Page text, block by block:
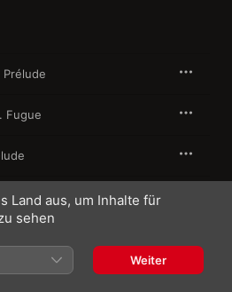
Fugue
Land aus, um Inhalte für
sehen
Weiter